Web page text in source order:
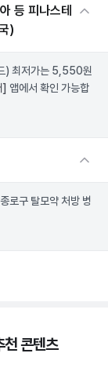
등 피나스테
)
) 최저가는 5,550원
] 앱에서 확인 가능합
로구 탈모약 처방 병
천 콘텐츠